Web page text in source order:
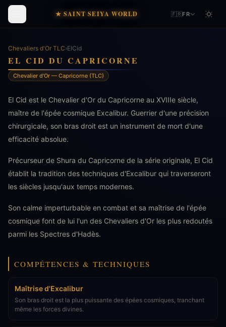
★ SAINT SEIYA WORLD 🇫🇷FR
Chevaliers d'Or TLC›ElCid
EL CID DU CAPRICORNE
Chevalier d'Or — Capricorne (TLC)
El Cid est le Chevalier d'Or du Capricorne au XVIIIe siècle,
maître de l'épée cosmique Excalibur. Guerrier d'une précision
chirurgicale, son bras droit est un instrument de mort d'une
efficacité absolue.
Précurseur de Shura du Capricorne de la série originale, El Cid
établit la tradition des techniques d'Excalibur qui traverseront
les siècles jusqu'aux temps modernes.
Son calme imperturbable en combat et sa maîtrise de l'épée
cosmique font de lui l'un des Chevaliers d'Or les plus redoutés
parmi les Spectres d'Hadès.
COMPÉTENCES & TECHNIQUES
Maîtrise d'Excalibur
Son bras droit est la plus puissante des épées cosmiques, tranchant
même les forces divines.